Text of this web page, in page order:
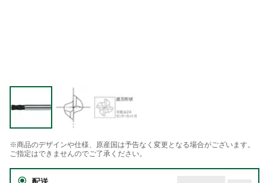
※商品のデザインや仕様、原産国は予告なく変更となる場合がございます。
ご指定はできませんのでご了承ください。